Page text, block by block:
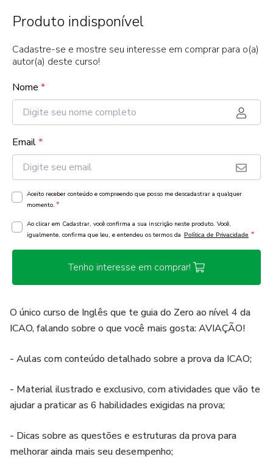
Produto indisponível
Cadastre-se e mostre seu interesse em comprar para o(a)
autor(a) deste curso!
Nome *
Email*
Aceito receber conteúdo e compreendo que posso me descadastrar a qualquer
momento. *
Ao clicar em Cadastrar, você confirma a sua inscrição neste produto. Você,
igualmente, confirma que leu, e entendeu os termos da Política de Privacidade *
Tenho interesse em comprar!
O único curso de Inglês que te guia do Zero ao nível 4 da
ICAO, falando sobre o que você mais gosta: AVIAÇÃO!
- Aulas com conteúdo detalhado sobre a prova da ICAO;
- Material ilustrado e exclusivo, com atividades que vão te
ajudar a praticar as 6 habilidades exigidas na prova;
- Dicas sobre as questões e estruturas da prova para
melhorar ainda mais seu desempenho;